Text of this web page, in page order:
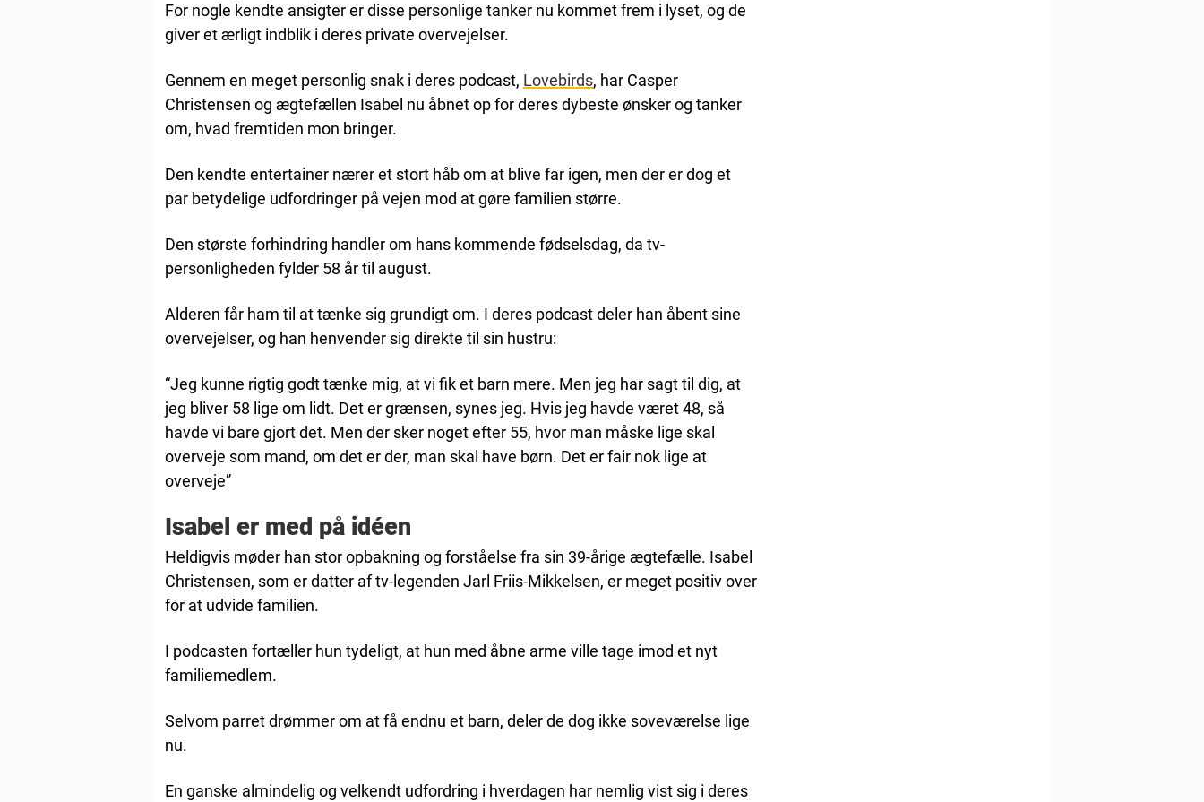
For nogle kendte ansigter er disse personlige tanker nu kommet frem i lyset, og de
giver et ærligt indblik i deres private overvejelser.
Gennem en meget personlig snak i deres podcast, Lovebirds, har Casper
Christensen og ægtefællen Isabel nu åbnet op for deres dybeste ønsker og tanker
om, hvad fremtiden mon bringer.
Den kendte entertainer nærer et stort håb om at blive far igen, men der er dog et
par betydelige udfordringer på vejen mod at gøre familien større.
Den største forhindring handler om hans kommende fødselsdag, da tv-
personligheden fylder 58 år til august.
Alderen får ham til at tænke sig grundigt om. I deres podcast deler han åbent sine
overvejelser, og han henvender sig direkte til sin hustru:
“Jeg kunne rigtig godt tænke mig, at vi fik et barn mere. Men jeg har sagt til dig, at
jeg bliver 58 lige om lidt. Det er grænsen, synes jeg. Hvis jeg havde været 48, så
havde vi bare gjort det. Men der sker noget efter 55, hvor man måske lige skal
overveje som mand, om det er der, man skal have børn. Det er fair nok lige at
overveje”
Isabel er med på idéen
Heldigvis møder han stor opbakning og forståelse fra sin 39-årige ægtefælle. Isabel
Christensen, som er datter af tv-legenden Jarl Friis-Mikkelsen, er meget positiv over
for at udvide familien.
I podcasten fortæller hun tydeligt, at hun med åbne arme ville tage imod et nyt
familiemedlem.
Selvom parret drømmer om at få endnu et barn, deler de dog ikke soveværelse lige
nu.
En ganske almindelig og velkendt udfordring i hverdagen har nemlig vist sig i deres